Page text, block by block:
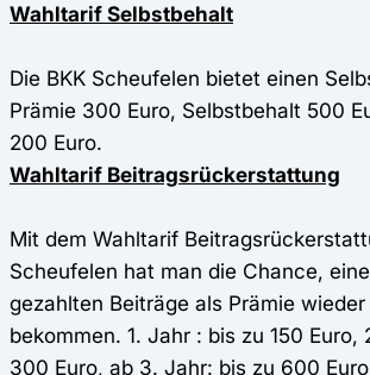
Wahltarif Selbstbehalt
Die BKK Scheufelen bietet einen
Prämie 300 Euro, Selbstbehalt 500
200 Euro.
Wahltarif Beitragsrückerstattung
Mit dem Wahltarif
Scheufelen hat man die Chance,
gezahlten Beiträge als Prämie
bekommen. 1. Jahr : bis zu 150 Euro,
300 Euro, ab 3. Jahr: bis zu 600